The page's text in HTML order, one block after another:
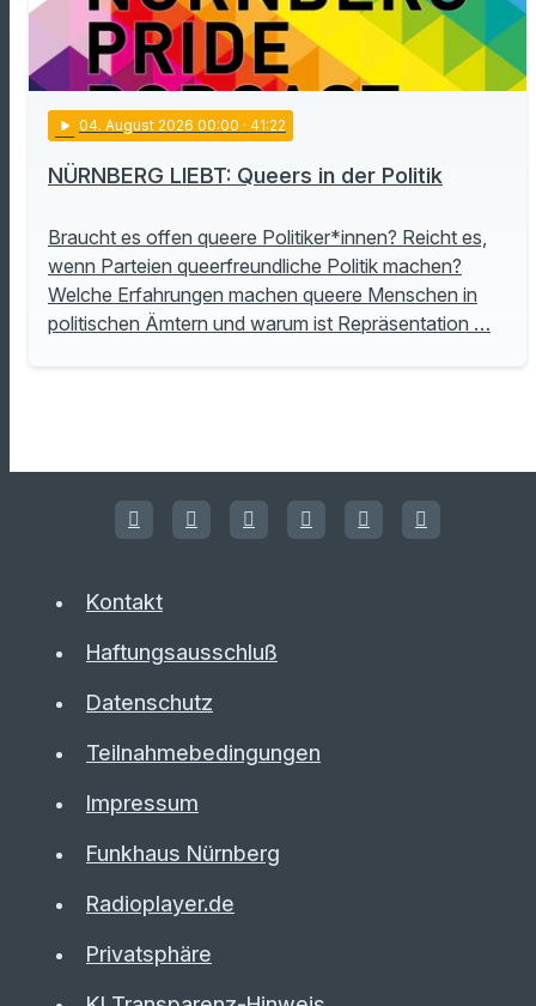
play_arrow 04. August 2026 00:00 · 41:22
NÜRNBERG LIEBT: Queers in der Politik
Braucht es offen queere Politiker*innen? Reicht es,
wenn Parteien queerfreundliche Politik machen?
Welche Erfahrungen machen queere Menschen in
politischen Ämtern und warum ist Repräsentation …
Kontakt
Haftungsausschluß
Datenschutz
Teilnahmebedingungen
Impressum
Funkhaus Nürnberg
Radioplayer.de
Privatsphäre